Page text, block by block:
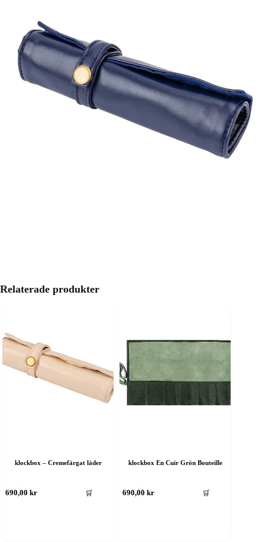
Relaterade produkter
klockbox – Cremefärgat läder
690,00kr 🛒
klockbox En Cuir Grön Bouteille
690,00kr 🛒